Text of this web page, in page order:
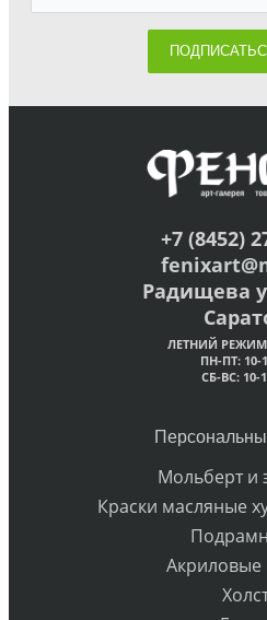
+7 (8452)
Радищева
ЛЕТНИЙ
ПН-ПТ: 10-
СБ-ВС: 10-
Мольберт и
Краски масляные
Акриловые